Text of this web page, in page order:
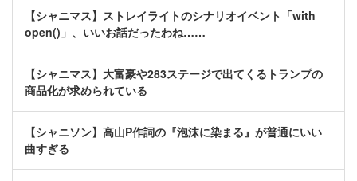
【シャニマス】ストレイライトのシナリオイベント「with
open()」、いいお話だったわね……
【シャニマス】大富豪や283ステージで出てくるトランプの
商品化が求められている
【シャニソン】高山P作詞の『泡沫に染まる』が普通にいい
曲すぎる